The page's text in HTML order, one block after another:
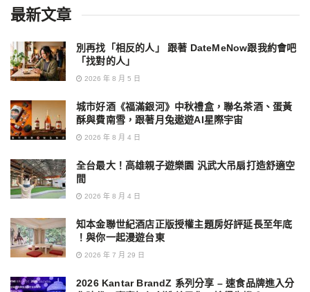
最新文章
別再找「相反的人」 跟著 DateMeNow跟我約會吧
「找對的人」
2026 年 8 月 5 日
城市好酒《福滿銀河》中秋禮盒，聯名茶酒、蛋黃
酥與費南雪，跟著月兔遨遊AI星際宇宙
2026 年 8 月 4 日
全台最大！高雄親子遊樂園 汎武大吊扇打造舒適空
間
2026 年 8 月 4 日
知本金聯世紀酒店正版授權主題房好評延長至年底
！與你一起漫遊台東
2026 年 7 月 29 日
2026 Kantar BrandZ 系列分享 – 速食品牌進入分